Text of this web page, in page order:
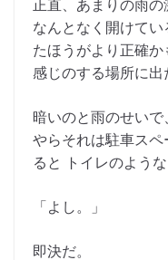
正直、あまりの雨
なんとなく開けて
たほうがより正確
感じのする場所に出
暗いのと雨のせい
やらそれは駐車ス
ると トイレのよう
「よし。」
即決だ。